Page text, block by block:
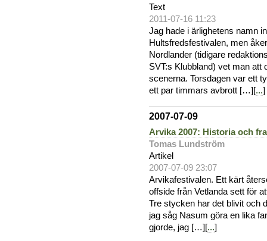
Text
2011-07-16 11:23
Jag hade i ärlighetens namn
Hultsfredsfestivalen, men
Nordlander (tidigare
SVT:s Klubbland) vet man att
scenerna. Torsdagen var ett
ett par timmars avbrott […][...]
2007-07-09
Arvika 2007: Historia och
Tomas Lundström
Artikel
2007-07-09 23:07
Arvikafestivalen. Ett kärt
offside från Vetlanda sett för
Tre stycken har det blivit och
jag såg Nasum göra en lika
gjorde, jag […][...]